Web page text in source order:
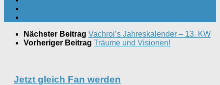
Nächster Beitrag Vachroi’s Jahreskalender – 13. KW
Vorheriger Beitrag Träume und Visionen!
Jetzt gleich Fan werden